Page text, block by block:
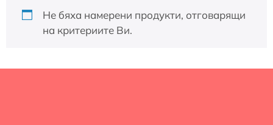
Не бяха намерени продукти, отговарящи
на критериите Ви.